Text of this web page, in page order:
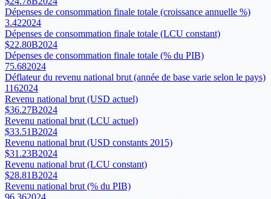
Dépenses de consommation finale totale (croissance annuelle %)
3.422024
Dépenses de consommation finale totale (LCU constant)
$22.80B2024
Dépenses de consommation finale totale (% du PIB)
75.682024
Déflateur du revenu national brut (année de base varie selon le pays)
1162024
Revenu national brut (USD actuel)
$36.27B2024
Revenu national brut (LCU actuel)
$33.51B2024
Revenu national brut (USD constants 2015)
$31.23B2024
Revenu national brut (LCU constant)
$28.81B2024
Revenu national brut (% du PIB)
96.362024